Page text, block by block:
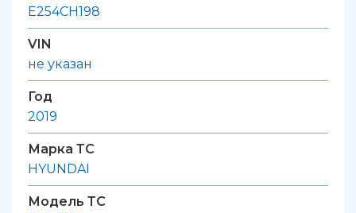
Е254СН198
VIN
не указан
Год
2019
Марка ТС
HYUNDAI
Модель ТС